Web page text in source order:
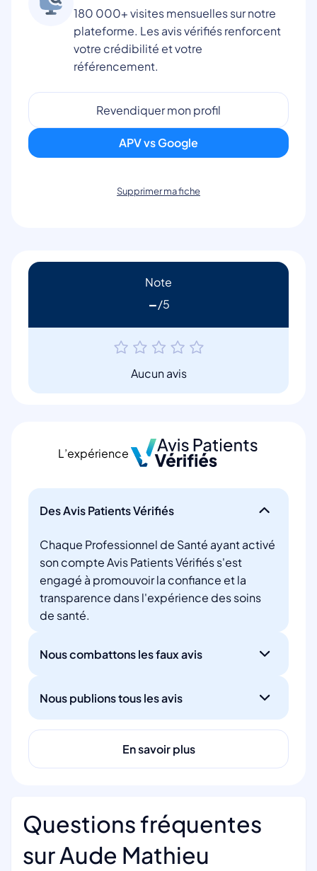
180 000+ visites mensuelles sur notre
plateforme. Les avis vérifiés renforcent
votre crédibilité et votre
référencement.
Revendiquer mon profil
APV vs Google
Supprimer ma fiche
Note
-
Aucun avis
L’expérience
Des Avis Patients Vérifiés
Chaque Professionnel de Santé ayant activé
son compte Avis Patients Vérifiés s'est
engagé à promouvoir la confiance et la
transparence dans l'expérience des soins
de santé.
Nous combattons les faux avis
Nous publions tous les avis
En savoir plus
Questions fréquentes
sur Aude Mathieu